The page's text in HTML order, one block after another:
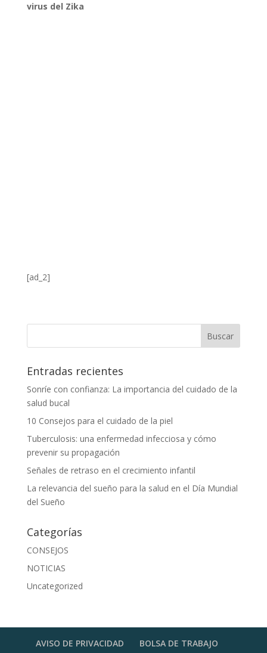
virus del Zika
[ad_2]
Entradas recientes
Sonríe con confianza: La importancia del cuidado de la
salud bucal
10 Consejos para el cuidado de la piel
Tuberculosis: una enfermedad infecciosa y cómo
prevenir su propagación
Señales de retraso en el crecimiento infantil
La relevancia del sueño para la salud en el Día Mundial
del Sueño
Categorías
CONSEJOS
NOTICIAS
Uncategorized
AVISO DE PRIVACIDAD BOLSA DE TRABAJO